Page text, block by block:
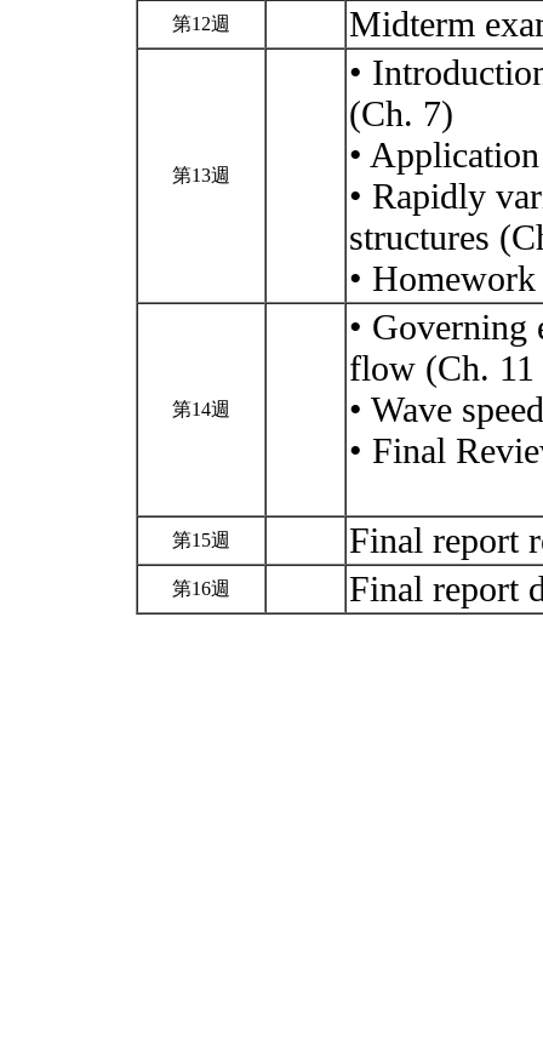
第12週 Midterm
第13週
•
(Ch. 7)
•
• Rapidly
structures
•
第14週
•
flow (Ch.
• Wave
• Final
第15週 Final report
第16週 Final report